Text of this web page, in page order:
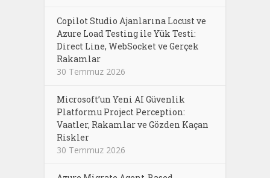
Copilot Studio Ajanlarına Locust ve
Azure Load Testing ile Yük Testi:
Direct Line, WebSocket ve Gerçek
Rakamlar
30 Temmuz 2026
Microsoft’un Yeni AI Güvenlik
Platformu Project Perception:
Vaatler, Rakamlar ve Gözden Kaçan
Riskler
30 Temmuz 2026